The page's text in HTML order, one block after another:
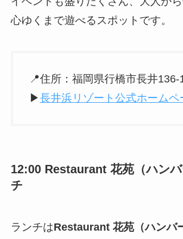
心ゆくまで遊べるスポットです。
📍住所：福岡県行橋市長井136-
▶︎長井浜リゾート公式ホームペ
12:00 Restaurant 花苑（ハンバ
チ
ランチはRestaurant 花苑（ハンバ